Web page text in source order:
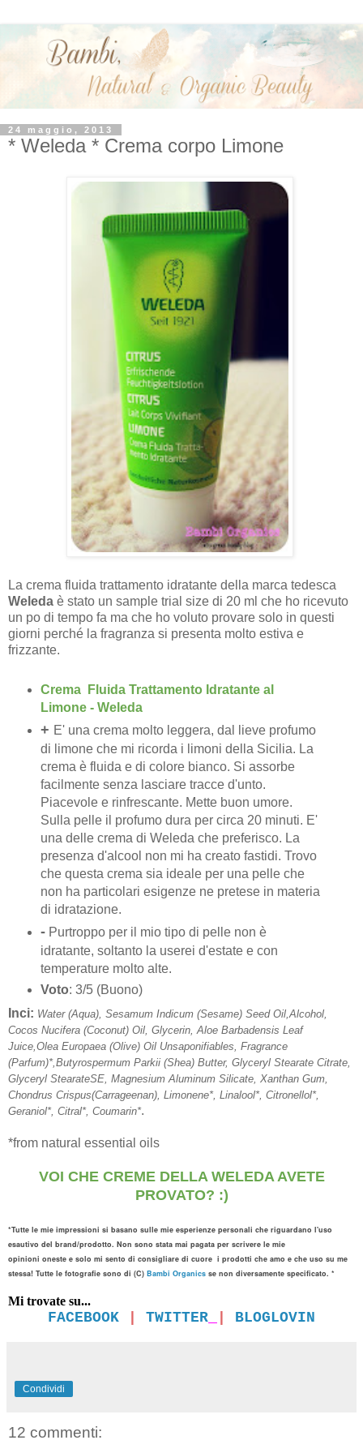
24 maggio, 2013
* Weleda * Crema corpo Limone
La crema fluida trattamento idratante della marca tedesca
Weleda è stato un sample trial size di 20 ml che ho ricevuto
un po di tempo fa ma che ho voluto provare solo in questi
giorni perché la fragranza si presenta molto estiva e
frizzante.
Crema Fluida Trattamento Idratante al
Limone - Weleda
+ E' una crema molto leggera, dal lieve profumo
di limone che mi ricorda i limoni della Sicilia. La
crema è fluida e di colore bianco. Si assorbe
facilmente senza lasciare tracce d'unto.
Piacevole e rinfrescante. Mette buon umore.
Sulla pelle il profumo dura per circa 20 minuti. E'
una delle crema di Weleda che preferisco. La
presenza d'alcool non mi ha creato fastidi. Trovo
che questa crema sia ideale per una pelle che
non ha particolari esigenze ne pretese in materia
di idratazione.
-Purtroppo per il mio tipo di pelle non è
idratante, soltanto la userei d'estate e con
temperature molto alte.
Voto: 3/5 (Buono)
Inci: Water (Aqua), Sesamum Indicum (Sesame) Seed Oil,Alcohol,
Cocos Nucifera (Coconut) Oil, Glycerin, Aloe Barbadensis Leaf
Juice,Olea Europaea (Olive) Oil Unsaponifiables, Fragrance
(Parfum)*,Butyrospermum Parkii (Shea) Butter, Glyceryl Stearate Citrate,
Glyceryl StearateSE, Magnesium Aluminum Silicate, Xanthan Gum,
Chondrus Crispus(Carrageenan), Limonene*, Linalool*, Citronellol*,
Geraniol*, Citral*, Coumarin*.
*from natural essential oils
VOI CHE CREME DELLA WELEDA AVETE
PROVATO? :)
*Tutte le mie impressioni si basano sulle mie esperienze personali che riguardano l'uso
esautivo del brand/prodotto. Non sono stata mai pagata per scrivere le mie
opinioni oneste e solo mi sento di consigliare di cuore i prodotti che amo e che uso su me
stessa! Tutte le fotografie sono di (C) Bambi Organics se non diversamente specificato. *
Mi trovate su...
FACEBOOK TWITTER BLOGLOVIN
Condividi
12 commenti: